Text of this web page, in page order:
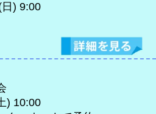
日)9:00
) 10:00